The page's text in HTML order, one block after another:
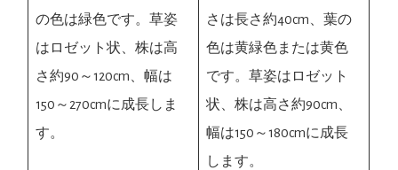
の色は緑色です。草姿
はロゼット状、株は高
さ約90～120cm、幅は
150～270cmに成長しま
す。
さは長さ約40cm、葉の
色は黄緑色または黄色
です。草姿はロゼット
状、株は高さ約90cm、
幅は150～180cmに成長
します。